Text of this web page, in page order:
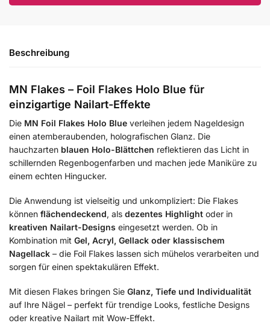
Beschreibung
MN Flakes – Foil Flakes Holo Blue für
einzigartige Nailart-Effekte
Die MN Foil Flakes Holo Blue verleihen jedem Nageldesign
einen atemberaubenden, holografischen Glanz. Die
hauchzarten blauen Holo-Blättchen reflektieren das Licht in
schillernden Regenbogenfarben und machen jede Maniküre zu
einem echten Hingucker.
Die Anwendung ist vielseitig und unkompliziert: Die Flakes
können flächendeckend, als dezentes Highlight oder in
kreativen Nailart-Designs eingesetzt werden. Ob in
Kombination mit Gel, Acryl, Gellack oder klassischem
Nagellack – die Foil Flakes lassen sich mühelos verarbeiten und
sorgen für einen spektakulären Effekt.
Mit diesen Flakes bringen Sie Glanz, Tiefe und Individualität
auf Ihre Nägel – perfekt für trendige Looks, festliche Designs
oder kreative Nailart mit Wow-Effekt.